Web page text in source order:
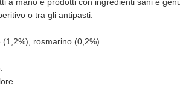
mano e prodotti con ingredienti sani e
o tra gli antipasti.
rosmarino (0,2%).